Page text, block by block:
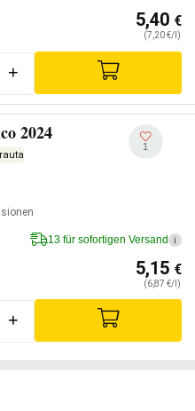
5,40 €
(7,20 €/l)
+
2024
1
13 für sofortigen Versand i
5,15 €
(6,87 €/l)
+